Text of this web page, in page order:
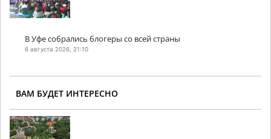
В Уфе собрались блогеры со всей страны
6 августа 2026, 21:10
ВАМ БУДЕТ ИНТЕРЕСНО